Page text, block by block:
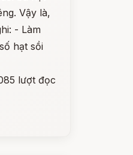
Vậy là,
- Làm
hạt sồi
lượt đọc